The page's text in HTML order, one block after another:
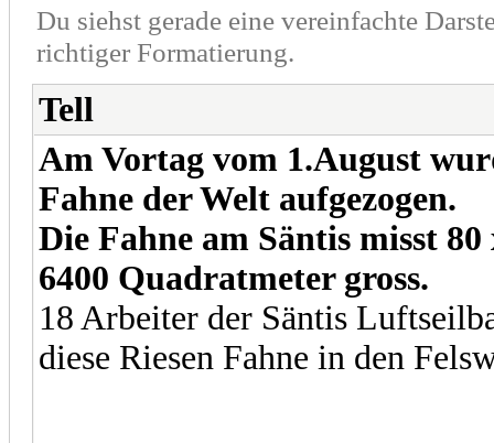
Du siehst gerade eine vereinfachte
richtiger Formatierung.
Tell
Am Vortag vom 1.August
Fahne der Welt aufgezogen.
Die Fahne am Säntis misst
6400 Quadratmeter gross.
18 Arbeiter der Säntis
diese Riesen Fahne in den